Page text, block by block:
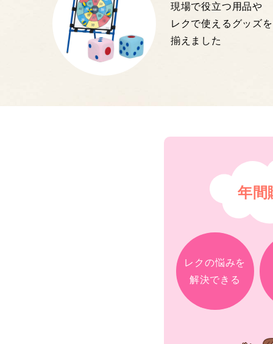
現場で役立つ用品や
レクで使えるグッズを
揃えました
年間
レクの悩みを
解決できる